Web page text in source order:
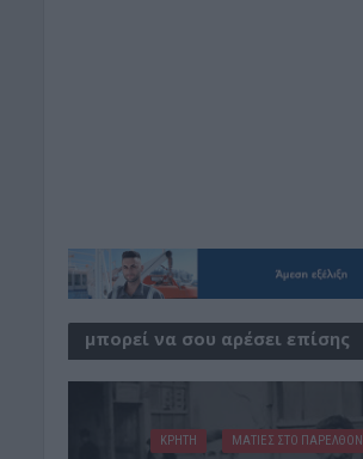
μπορεί να σου αρέσει επίσης
ΚΡΗΤΗ ΜΑΤΙΕΣ ΣΤΟ ΠΑΡΕΛΘΟΝ